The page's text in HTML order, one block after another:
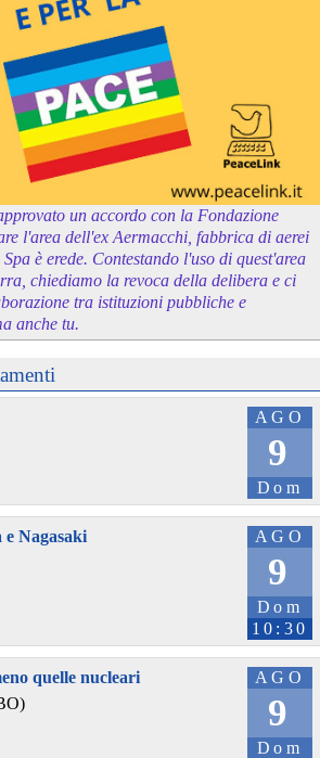
un accordo con la Fondazione
l'area dell'ex Aermacchi, fabbrica di aerei
è erede. Contestando l'uso di quest'area
chiediamo la revoca della delibera e ci
tra istituzioni pubbliche e
anche tu.
AGO
9
Dom
AGO
9
Dom
10:30
Nagasaki
AGO
9
Dom
quelle nucleari